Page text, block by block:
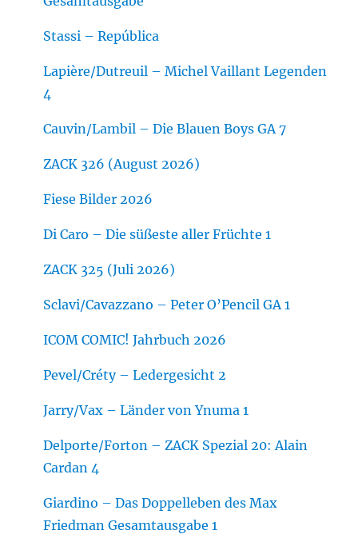
Stassi – República
Lapière/Dutreuil – Michel Vaillant Legenden
4
Cauvin/Lambil – Die Blauen Boys GA 7
ZACK 326 (August 2026)
Fiese Bilder 2026
Di Caro – Die süßeste aller Früchte 1
ZACK 325 (Juli 2026)
Sclavi/Cavazzano – Peter O’Pencil GA 1
ICOM COMIC! Jahrbuch 2026
Pevel/Créty – Ledergesicht 2
Jarry/Vax – Länder von Ynuma 1
Delporte/Forton – ZACK Spezial 20: Alain
Cardan 4
Giardino – Das Doppelleben des Max
Friedman Gesamtausgabe 1